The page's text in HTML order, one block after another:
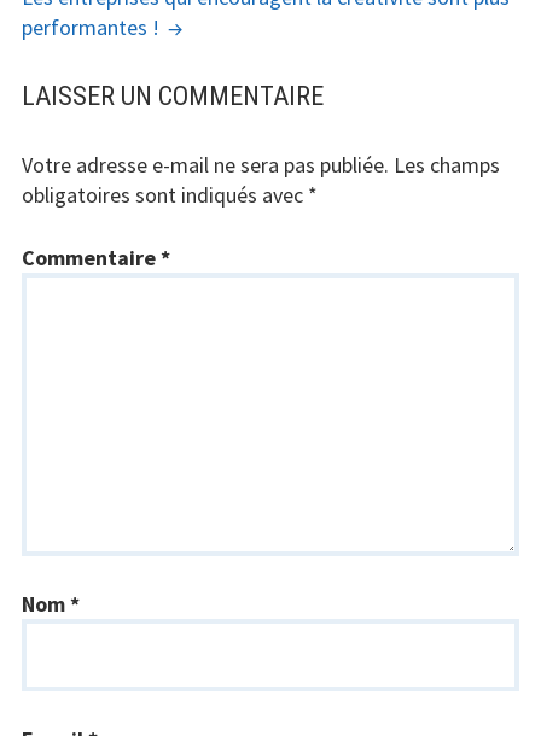
performantes !
LAISSER UN COMMENTAIRE
Votre adresse e-mail ne sera pas publiée. Les champs
obligatoires sont indiqués avec *
Commentaire*
Nom*